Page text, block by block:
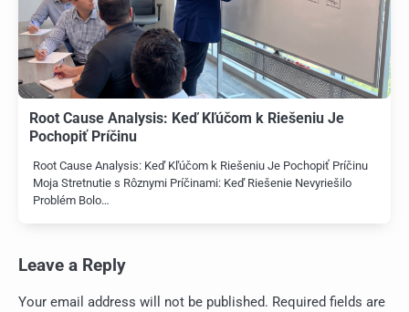
Root Cause Analysis: Keď Kľúčom k Riešeniu Je
Pochopiť Príčinu
Root Cause Analysis: Keď Kľúčom k Riešeniu Je Pochopiť Príčinu
Moja Stretnutie s Rôznymi Príčinami: Keď Riešenie Nevyriešilo
Problém Bolo…
Leave a Reply
Your email address will not be published. Required fields are